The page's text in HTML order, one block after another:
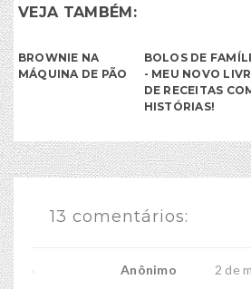
VEJA TAMBÉM:
BROWNIE NA
MÁQUINA DE PÃO
BOLOS DE
- MEU NOVO
DE RECEITAS
HISTÓRIAS!
13 comentários:
Anônimo
2 de